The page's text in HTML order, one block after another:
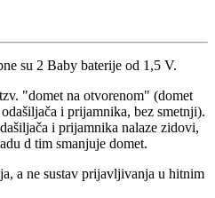
su 2 Baby baterije od 1,5 V.
"domet na otvorenom" (domet
i prijamnika, bez smetnji).
i prijamnika nalaze zidovi,
d tim smanjuje domet.
a ne sustav prijavljivanja u hitnim